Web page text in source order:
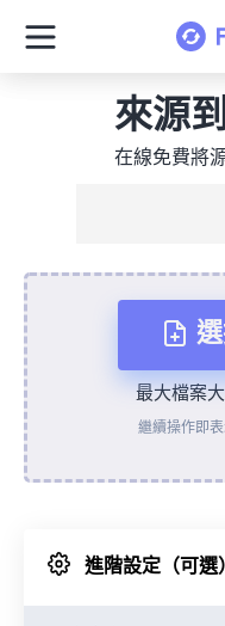
來源
在線免費將
來自
來自
最大檔案
繼續操作即
進階設定（可選）